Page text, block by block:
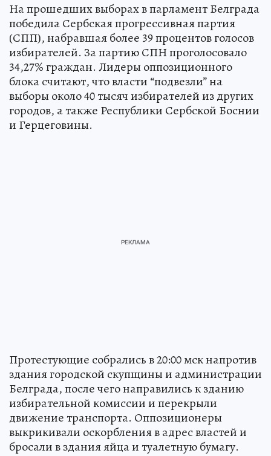
На прошедших выборах в парламент Белграда
победила Сербская прогрессивная партия
(СПП), набравшая более 39 процентов голосов
избирателей. За партию СПН проголосовало
34,27% граждан. Лидеры оппозиционного
блока считают, что власти “подвезли” на
выборы около 40 тысяч избирателей из других
городов, а также Республики Сербской Боснии
и Герцеговины.
Протестующие собрались в 20:00 мск напротив
здания городской скупщины и администрации
Белграда, после чего направились к зданию
избирательной комиссии и перекрыли
движение транспорта. Оппозиционеры
выкрикивали оскорбления в адрес властей и
бросали в здания яйца и туалетную бумагу.